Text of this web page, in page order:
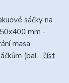
sáčky na
mm -
masa .
(bal... číst